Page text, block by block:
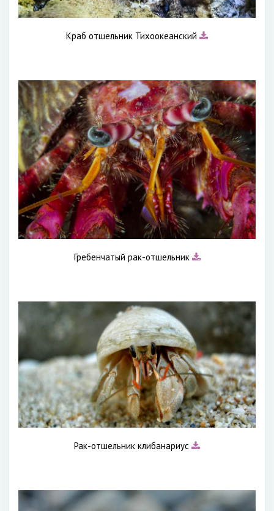
Краб отшельник Тихоокеанский
Гребенчатый рак-отшельник
Рак-отшельник клибанариус